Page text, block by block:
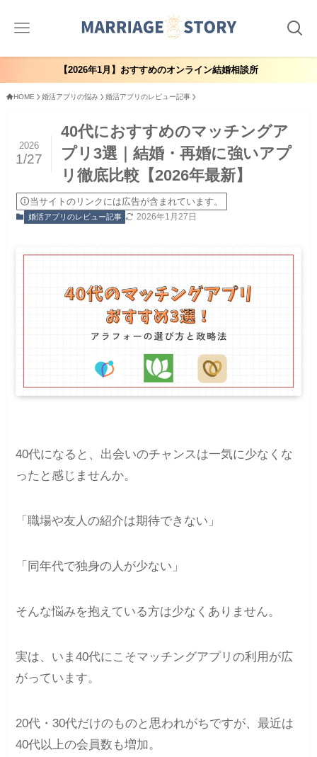
【2026年1月】おすすめのオンライン結婚相談所
HOME 婚活アプリの悩み 婚活アプリのレビュー記事
40代におすすめのマッチングア
プリ3選｜結婚・再婚に強いアプ
リ徹底比較【2026年最新】
2026
1/27
当サイトのリンクには広告が含まれています。
婚活アプリのレビュー記事 2026年1月27日
40代になると、出会いのチャンスは一気に少なくな
ったと感じませんか。
「職場や友人の紹介は期待できない」
「同年代で独身の人が少ない」
そんな悩みを抱えている方は少なくありません。
実は、いま40代にこそマッチングアプリの利用が広
がっています。
20代・30代だけのものと思われがちですが、最近は
40代以上の会員数も増加。